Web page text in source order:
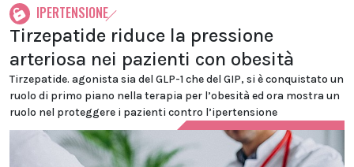
IPERTENSIONE
Tirzepatide riduce la pressione
arteriosa nei pazienti con obesità
Tirzepatide. agonista sia del GLP-1 che del GIP, si è conquistato un
ruolo di primo piano nella terapia per l’obesità ed ora mostra un
ruolo nel proteggere i pazienti contro l’ipertensione